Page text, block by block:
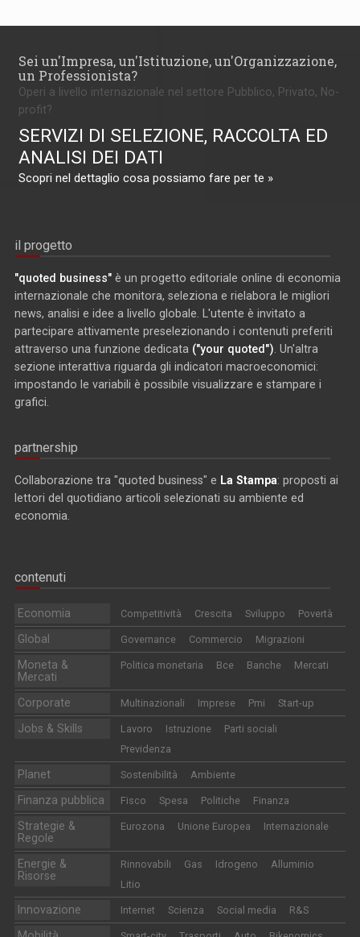
Sei un'Impresa, un'Istituzione, un'Organizzazione,
un Professionista?
Operi a livello internazionale nel settore Pubblico, Privato, No-
profit?
SERVIZI DI SELEZIONE, RACCOLTA ED
ANALISI DEI DATI
Scopri nel dettaglio cosa possiamo fare per te »
il progetto
"quoted business" è un progetto editoriale online di economia
internazionale che monitora, seleziona e rielabora le migliori
news, analisi e idee a livello globale. L'utente è invitato a
partecipare attivamente preselezionando i contenuti preferiti
attraverso una funzione dedicata ("your quoted") . Un'altra
sezione interattiva riguarda gli indicatori macroeconomici:
impostando le variabili è possibile visualizzare e stampare i
grafici.
partnership
Collaborazione tra "quoted business" e La Stampa: proposti ai
lettori del quotidiano articoli selezionati su ambiente ed
economia.
contenuti
Economia Competitività Crescita Sviluppo Povertà
Global Governance Commercio Migrazioni
Moneta &
Mercati
Politica monetaria Bce Banche Mercati
Corporate Multinazionali Imprese Pmi Start-up
Jobs & Skills Lavoro Istruzione
Parti sociali
Previdenza
Planet Sostenibilità Ambiente
Finanza pubblica Fisco Spesa Politiche Finanza
Strategie &
Regole
Eurozona Unione Europea Internazionale
Energie &
Risorse
Rinnovabili Gas Idrogeno
Alluminio
Litio
Innovazione Internet Scienza Social media R&S